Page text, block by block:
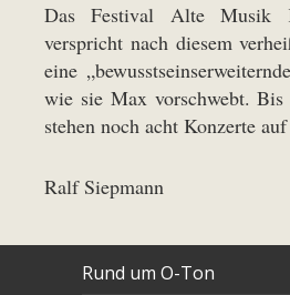
Das Festival Alte Musik
verspricht nach diesem
eine
wie sie Max vorschwebt. Bis
stehen noch acht Konzerte
Ralf Siepmann
Rund um O-Ton